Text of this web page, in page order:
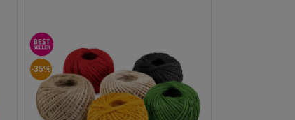
-35%